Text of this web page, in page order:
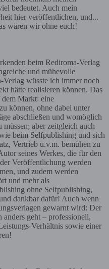
bedeutet. Auch mein
hier veröffentlichen, und...
wären wir ohne euch!
beim Rediroma-Verlag
und mühevolle
wüsste ich immer noch
hätte realisieren können. Das
Markt: eine
können, ohne dabei unter
abschließen und womöglich
aber zeitgleich auch
beim Selfpublishing und sich
Vertrieb u.v.m. bemühen zu
seines Werkes, die für den
Veröffentlichung werden
und zudem werden
und mehr als
ohne Selfpublishing,
dankbar dafür! Auch wenn
gewarnt wird: Der
anders geht – professionell,
Verhältnis sowie einer